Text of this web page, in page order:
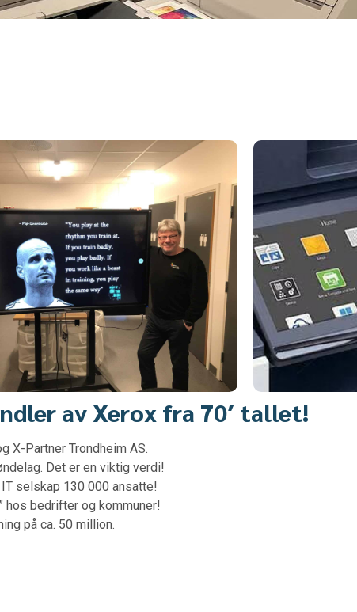
av Xerox fra 70′ tallet!
X-Partner Trondheim AS.
Det er en viktig verdi!
selskap 130 000 ansatte!
hos bedrifter og kommuner!
på ca. 50 million.